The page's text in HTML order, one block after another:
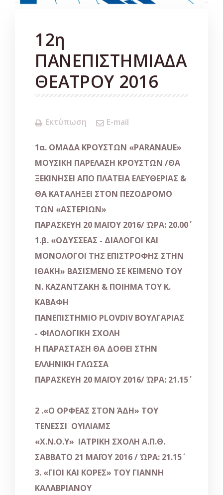
12η
ΠΑΝΕΠΙΣΤΗΜΙΑΔΑ
ΘΕΑΤΡΟΥ 2016
Εκτύπωση E-mail
1α. ΟΜΑΔΑ ΚΡΟΥΣΤΩΝ «PARANAUE»
ΜΟΥΣΙΚΗ ΠΑΡΕΛΑΣΗ ΚΡΟΥΣΤΩΝ /ΘΑ
ΞΕΚΙΝΗΣΕΙ ΑΠΟ ΠΛΑΤΕΙΑ ΕΛΕΥΘΕΡΙΑΣ &
ΘΑ ΚΑΤΑΛΗΞΕΙ ΣΤΟΝ ΠΕΖΟΔΡΟΜΟ
ΤΩΝ «ΑΣΤΕΡΙΩΝ»
ΠΑΡΑΣΚΕΥΗ 20 ΜΑΪΟΥ 2016/ ΏΡΑ: 20.00΄
1.β. «ΟΔΥΣΣΕΑΣ - ΔΙΑΛΟΓΟΙ ΚΑΙ
ΜΟΝΟΛΟΓΟΙ ΤΗΣ ΕΠΙΣΤΡΟΦΗΣ ΣΤΗΝ
ΙΘΑΚΗ» ΒΑΣΙΣΜΕΝΟ ΣΕ ΚΕΙΜΕΝΟ ΤΟΥ
Ν. ΚΑΖΑΝΤΖΑΚΗ & ΠΟΙΗΜΑ ΤΟΥ Κ.
ΚΑΒΑΦΗ
ΠΑΝΕΠΙΣΤΗΜΙΟ PLOVDIV ΒΟΥΛΓΑΡΙΑΣ
- ΦΙΛΟΛΟΓΙΚΗ ΣΧΟΛΗ
Η ΠΑΡΑΣΤΑΣΗ ΘΑ ΔΟΘΕΙ ΣΤΗΝ
ΕΛΛΗΝΙΚΗ ΓΛΩΣΣΑ
ΠΑΡΑΣΚΕΥΗ 20 ΜΑΪΟΥ 2016/ ΏΡΑ: 21.15΄
2 .«Ο ΟΡΦΕΑΣ ΣΤΟΝ ΆΔΗ» ΤΟΥ
ΤΕΝΕΣΣΙ ΟΥΙΛΙΑΜΣ
«Χ.Ν.Ο.Υ» ΙΑΤΡΙΚΗ ΣΧΟΛΗ Α.Π.Θ.
ΣΑΒΒΑΤΟ 21 ΜΑΪΟΥ 2016 / ΏΡΑ: 21.15΄
3. «ΓΙΟΙ ΚΑΙ ΚΟΡΕΣ» ΤΟΥ ΓΙΑΝΝΗ
ΚΑΛΑΒΡΙΑΝΟΥ